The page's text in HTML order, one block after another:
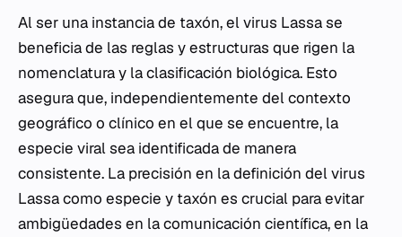
Al ser una instancia de taxón, el virus Lassa se
beneficia de las reglas y estructuras que rigen la
nomenclatura y la clasificación biológica. Esto
asegura que, independientemente del contexto
geográfico o clínico en el que se encuentre, la
especie viral sea identificada de manera
consistente. La precisión en la definición del virus
Lassa como especie y taxón es crucial para evitar
ambigüedades en la comunicación científica, en la